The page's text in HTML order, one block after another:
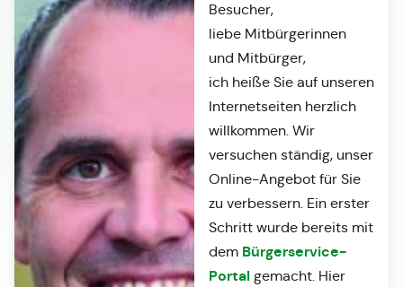
Besucher,
liebe Mitbürgerinnen
und Mitbürger,
ich heiße Sie auf unseren
Internetseiten herzlich
willkommen. Wir
versuchen ständig, unser
Online-Angebot für Sie
zu verbessern. Ein erster
Schritt wurde bereits mit
dem Bürgerservice-
Portalgemacht. Hier